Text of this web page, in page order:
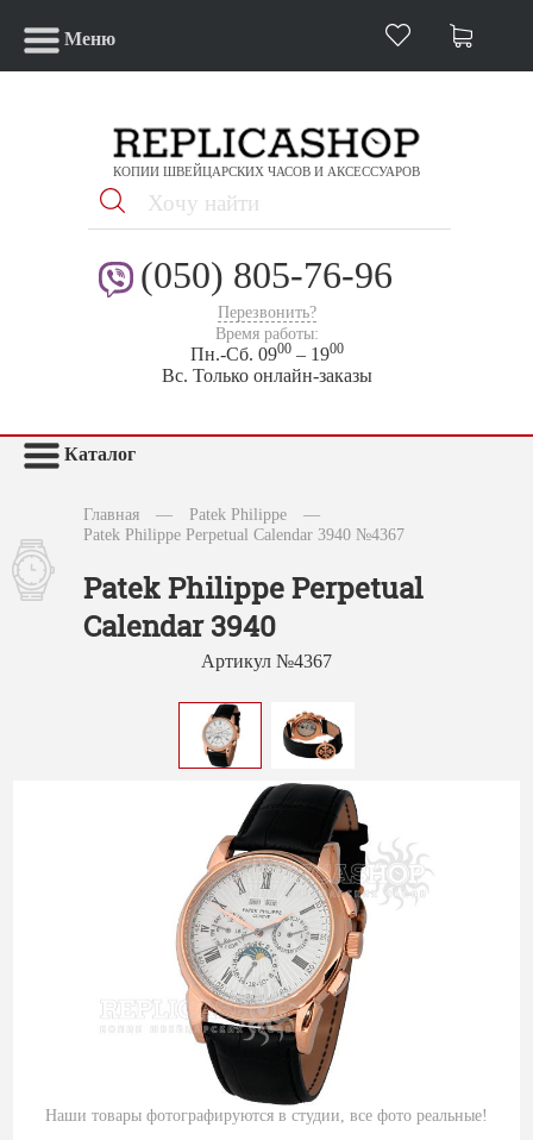
Меню
КОПИИ ШВЕЙЦАРСКИХ ЧАСОВ И АКСЕССУАРОВ
(050) 805-76-96
Перезвонить?
Время работы:
Пн.-Сб. 0900– 1900
Вс. Только онлайн-заказы
Каталог
Главная — Patek Philippe
—
Patek Philippe Perpetual Calendar 3940 №4367
Patek Philippe Perpetual
Calendar 3940
Артикул №4367
Наши товары фотографируются в студии, все фото реальные!